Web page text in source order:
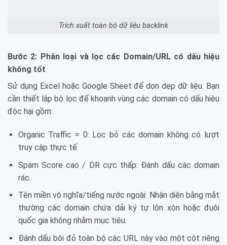
Trích xuất toàn bộ dữ liệu backlink
Bước 2: Phân loại và lọc các Domain/URL có dấu hiệu
không tốt
Sử dụng Excel hoặc Google Sheet để dọn dẹp dữ liệu. Bạn
cần thiết lập bộ lọc để khoanh vùng các domain có dấu hiệu
độc hại gồm:
Organic Traffic = 0: Lọc bỏ các domain không có lượt
truy cập thực tế.
Spam Score cao / DR cực thấp: Đánh dấu các domain
rác.
Tên miền vô nghĩa/tiếng nước ngoài: Nhận diện bằng mắt
thường các domain chứa dải ký tự lộn xộn hoặc đuôi
quốc gia không nhắm mục tiêu.
Đánh dấu bôi đỏ toàn bộ các URL này vào một cột riêng